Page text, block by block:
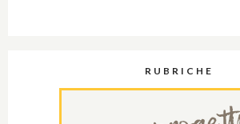
RUBRICHE